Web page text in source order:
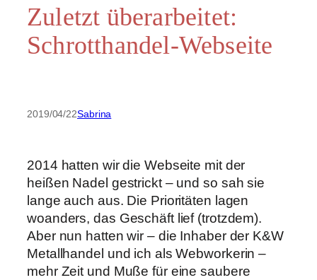
Zuletzt überarbeitet:
Schrotthandel-Webseite
2019/04/22Sabrina
2014 hatten wir die Webseite mit der
heißen Nadel gestrickt – und so sah sie
lange auch aus. Die Prioritäten lagen
woanders, das Geschäft lief (trotzdem).
Aber nun hatten wir – die Inhaber der K&W
Metallhandel und ich als Webworkerin –
mehr Zeit und Muße für eine saubere